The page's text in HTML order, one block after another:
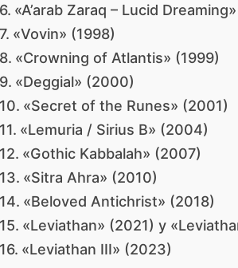
«A’arab Zaraq – Lucid
«Vovin» (1998)
«Crowning of Atlantis» (1999)
«Deggial» (2000)
«Secret of the Runes» (2001)
«Lemuria / Sirius B» (2004)
«Gothic Kabbalah» (2007)
«Sitra Ahra» (2010)
«Beloved Antichrist» (2018)
«Leviathan» (2021) y
«Leviathan III» (2023)